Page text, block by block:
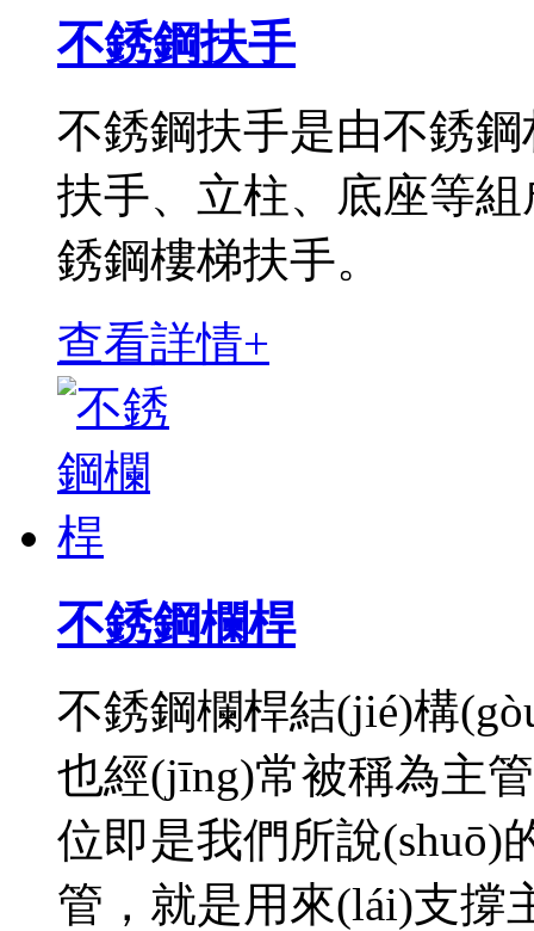
不銹鋼扶手
不銹鋼扶手是由不銹鋼
扶手、立柱、底座等
銹鋼樓梯扶手。
查看詳情+
不銹鋼欄桿
不銹鋼欄桿結(jié)構
也經(jīng)常被稱為主
位即是我們所說(shuō)
管，就是用來(lái)支